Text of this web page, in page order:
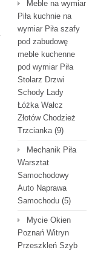
Meble na wymiar
Piła kuchnie na
wymiar Piła szafy
pod zabudowę
meble kuchenne
pod wymiar Piła
Stolarz Drzwi
Schody Lady
Łóżka Wałcz
Złotów Chodzież
Trzcianka(9)
Mechanik Piła
Warsztat
Samochodowy
Auto Naprawa
Samochodu (5)
Mycie Okien
Poznań Witryn
Przeszkleń Szyb